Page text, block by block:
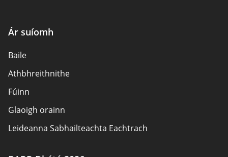
Ár suíomh
Baile
Athbhreithnithe
Fúinn
Glaoigh orainn
Leideanna Sabhailteachta Eachtrach